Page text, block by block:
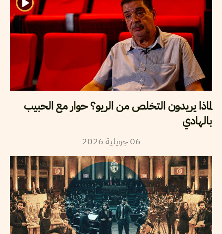
لماذا يريدون التخلص من الريو؟ حوار مع الحبيب
بالهادي
06 جويلية2026